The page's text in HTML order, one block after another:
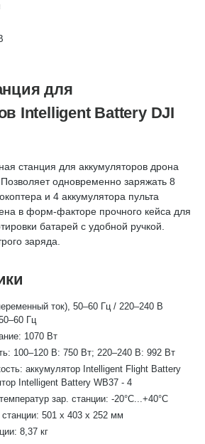
для
Intelligent Battery DJI
станция для аккумуляторов дрона
одновременно заряжать 8
и 4 аккумулятора пульта
в форм-факторе прочного кейса для
батарей с удобной ручкой.
заряда.
ток), 50–60 Гц / 220–240 В
Гц
1070 Вт
100–120 В: 750 Вт; 220–240 В: 992 Вт
аккумулятор Intelligent Flight Battery
Intelligent Battery WB37 - 4
зар. станции: -20°C...+40°C
501 x 403 x 252 мм
8,37 кг